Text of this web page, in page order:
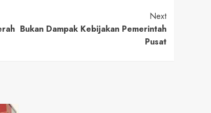
Next
Bukan Dampak Kebijakan Pemerintah
Pusat